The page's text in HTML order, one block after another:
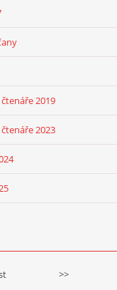
2019
2023
>>